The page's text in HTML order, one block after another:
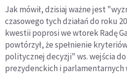
Jak mówił, dzisiaj ważne jest
czasowego tych działań do roku
kwestii poprosi we wtorek Radę
powtórzył, że spełnienie
politycznej decyzji" ws. wejścia
prezydenckich i parlamentarnych